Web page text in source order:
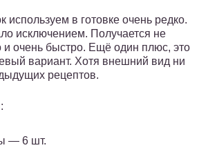
в готовке очень редко.
исключением. Получается не
и очень быстро. Ещё один плюс, это
вариант. Хотя внешний вид ни
рецептов.
— 6 шт.